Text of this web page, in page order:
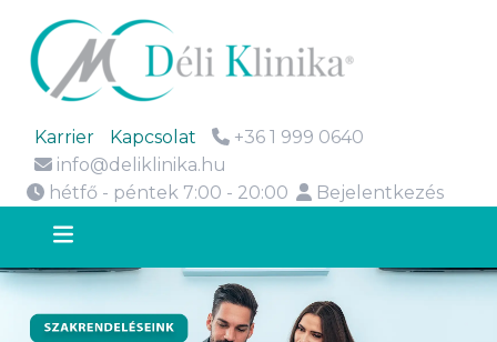
Karrier Kapcsolat
+36 1 999 0640
info@deliklinika.hu
hétfő - péntek 7:00 - 20:00
Bejelentkezés